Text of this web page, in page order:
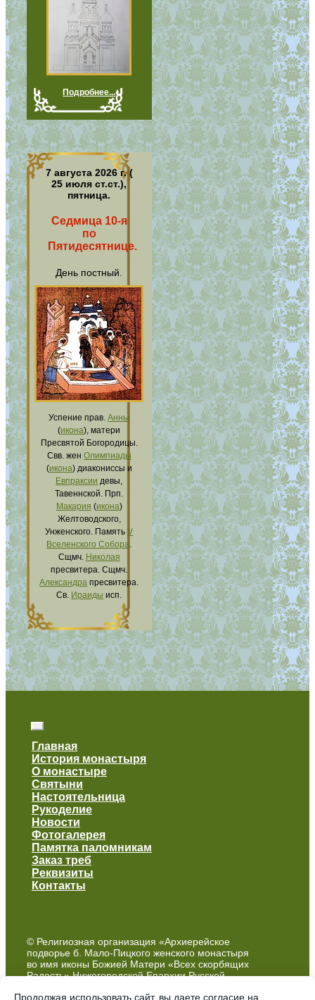
Подробнее...
7 августа 2026 г. (
25 июля ст.ст.),
пятница.
Седмица 10-я
по
Пятидесятнице.
День постный.
Успение прав.Анны
(икона), матери
Пресвятой Богородицы.
Свв. жен Олимпиады
(икона) диакониссы и
Евпраксии девы,
Тавеннской. Прп.
Макария (икона)
Желтоводского,
Унженского. ПамятьV
Вселенского Собора.
Сщмч. Николая
пресвитера. Сщмч.
Александра пресвитера.
Св. Ираиды исп.
Главная
История монастыря
О монастыре
Святыни
Настоятельница
Рукоделие
Новости
Фотогалерея
Памятка паломникам
Заказ треб
Реквизиты
Контакты
© Религиозная организация «Архиерейское
подворье б. Мало-Пицкого женского монастыря
во имя иконы Божией Матери «Всех скорбящих
Радость» Нижегородской Епархии Русской
Продолжая использовать сайт, вы даете согласие на